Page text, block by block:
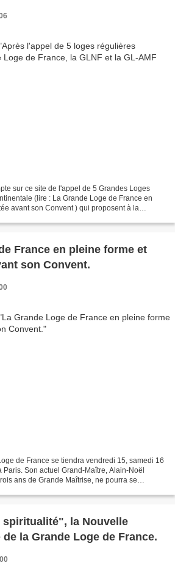
sur ce site de l'appel de 5 Grandes Loges
(lire : La Grande Loge de France en
avant son Convent ) qui proposent à la
France en pleine forme et
son Convent.
de France se tiendra vendredi 15, samedi 16
Son actuel Grand-Maître, Alain-Noël
ans de Grande Maîtrise, ne pourra se
spiritualité", la Nouvelle
la Grande Loge de France.